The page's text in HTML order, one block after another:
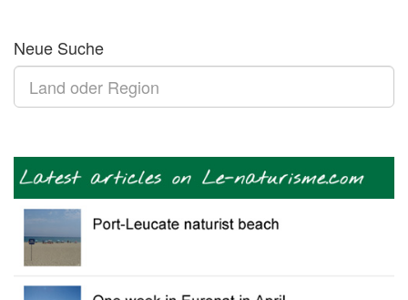
Neue Suche